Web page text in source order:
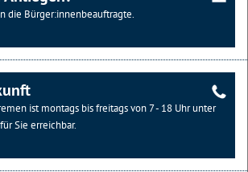
die Bürger:innenbeauftragte.
ist montags bis freitags von 7 - 18 Uhr unter
Sie erreichbar.